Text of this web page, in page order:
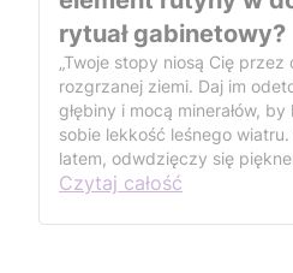
rytuał gabinetowy?
„Twoje stopy niosą Cię
rozgrzanej ziemi. Daj im
głębiny i mocą minerałów,
sobie lekkość leśnego
latem, odwdzięczy się
Czytaj całość